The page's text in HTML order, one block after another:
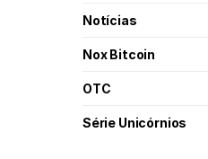
Notícias
Nox Bitcoin
OTC
Série Unicórnios